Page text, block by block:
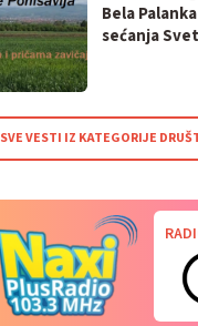
Bela
sećanja
SVE VESTI IZ KATEGORIJE